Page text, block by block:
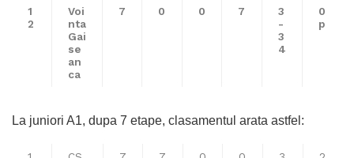
1
2
Voi
nta
Gai
se
an
ca
7 0 0 7
3
-
3
4
0
p
La juniori A1, dupa 7 etape, clasamentul arata astfel: